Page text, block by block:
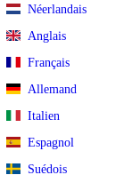
Néerlandais
Anglais
Français
Allemand
Italien
Espagnol
Suédois